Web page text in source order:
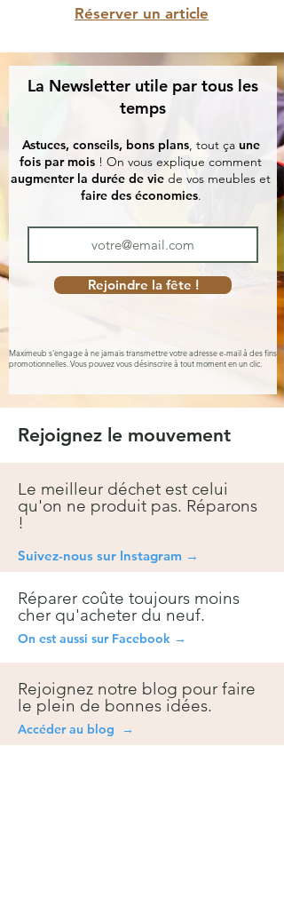
Réserver un article
La Newsletter utile par tous les
temps
Astuces, conseils, bons plans, tout ça une
fois par mois ! On vous explique comment
augmenter la durée de vie de vos meubles et
faire des économies.
Rejoindre la fête !
Maximeub s'engage à ne jamais transmettre votre adresse e-mail à des fins
promotionnelles. Vous pouvez vous désinscrire à tout moment en un clic.
Rejoignez le mouvement
Le meilleur déchet est celui
qu'on ne produit pas. Réparons
!
Suivez-nous sur Instagram →
Réparer coûte toujours moins
cher qu'acheter du neuf.
On est aussi sur Facebook →
Rejoignez notre blog pour faire
le plein de bonnes idées.
Accéder au blog →